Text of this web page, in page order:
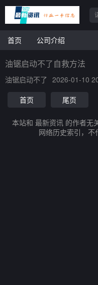
首页 公司介绍
油锯启动不了自救方法
油锯启动不了 2026-01-10
首页
尾页
本站和 最新资讯 的作者无
网络历史索引，不